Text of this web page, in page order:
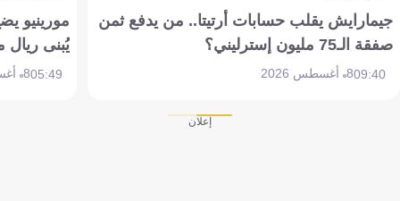
جيمارايش يقلب حسابات أرتيتا.. من يدفع ثمن
صفقة الـ75 مليون إسترليني؟
09:408 أغسطس 2026
مورينيو
يُبنى ريال
05:498 أغسطس 2026
إعلان